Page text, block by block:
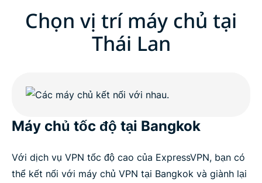
Chọn vị trí máy chủ tại
Thái Lan
Máy chủ tốc độ tại Bangkok
Với dịch vụ VPN tốc độ cao của ExpressVPN, bạn có
thể kết nối với máy chủ VPN tại Bangkok và giành lại